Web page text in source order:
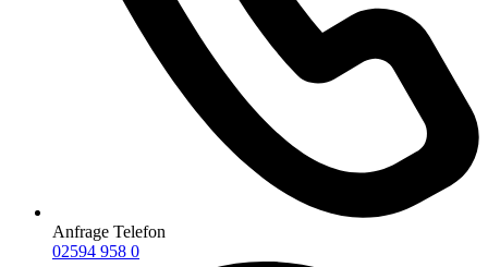
Anfrage Telefon
02594 958 0